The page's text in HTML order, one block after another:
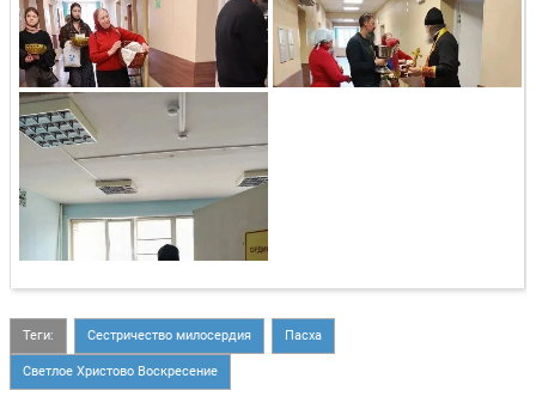
Теги: Сестричество милосердия Пасха
Светлое Христово Воскресение